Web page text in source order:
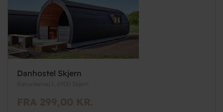
Danhostel Skjern
Ranunkelvej 1, 6900 Skjern
FRA 299,00 KR.